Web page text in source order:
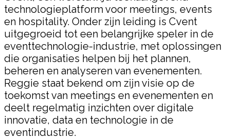
technologieplatform voor meetings, events
en hospitality. Onder zijn leiding is Cvent
uitgegroeid tot een belangrijke speler in de
eventtechnologie-industrie, met oplossingen
die organisaties helpen bij het plannen,
beheren en analyseren van evenementen.
Reggie staat bekend om zijn visie op de
toekomst van meetings en evenementen en
deelt regelmatig inzichten over digitale
innovatie, data en technologie in de
eventindustrie.